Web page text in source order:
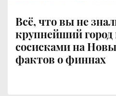
Всё, что вы не
крупнейший
сосисками на
фактов о финнах